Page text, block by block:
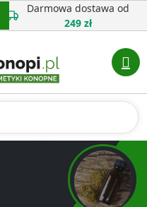
Darmowa dostawa od
249 zł